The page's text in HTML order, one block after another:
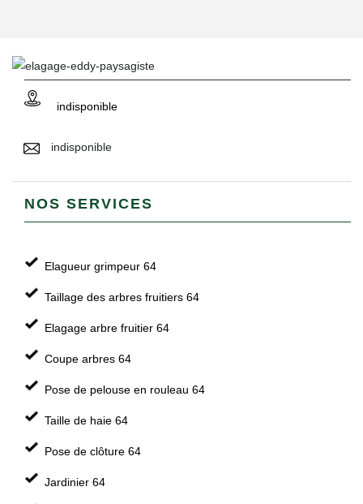
indisponible
indisponible
NOS SERVICES
Elagueur grimpeur 64
Taillage des arbres fruitiers 64
Elagage arbre fruitier 64
Coupe arbres 64
Pose de pelouse en rouleau 64
Taille de haie 64
Pose de clôture 64
Jardinier 64